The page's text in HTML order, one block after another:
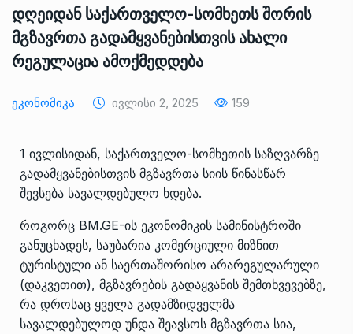
დღეიდან საქართველო-სომხეთს შორის
მგზავრთა გადამყვანებისთვის ახალი
რეგულაცია ამოქმედდება
Ეკონომიკა Ივლისი 2, 2025 159
1 ივლისიდან, საქართველო-სომხეთის საზღვარზე
გადამყვანებისთვის მგზავრთა სიის წინასწარ
შევსება სავალდებულო ხდება.
როგორც BM.GE-ის ეკონომიკის სამინისტროში
განუცხადეს, საუბარია კომერციული მიზნით
ტურისტული ან საერთაშორისო არარეგულარული
(დაკვეთით), მგზავრების გადაყვანის შემთხვევებზე,
რა დროსაც ყველა გადამზიდველმა
სავალდებულოდ უნდა შეავსოს მგზავრთა სია,